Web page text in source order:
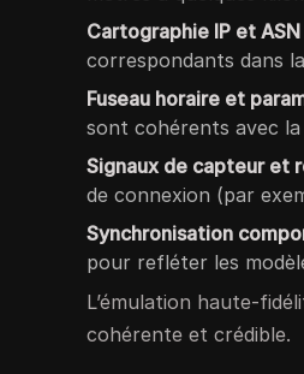
Cartographie IP et ASN
correspondants dans
Fuseau horaire et
sont cohérents avec
Signaux de capteur et
de connexion (par
Synchronisation
pour refléter les
L’émulation haute-
cohérente et crédible.